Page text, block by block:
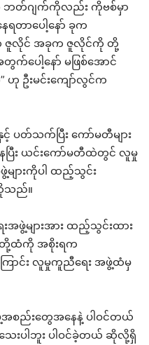
ဘတ်ဂျက်ကိုလည်း ကိုဗစ်မှာ
တာပေါ့နော် ခုက
က ဇူလိုင် အခုက ဇူလိုင်ကို တို့
ပေါ့နော် မဖြစ်အောင်
ဦးမင်းကျော်လွင်က
ပတ်သက်ပြီး ကော်မတီများ
ေပြီး ယင်းကော်မတီထဲတွင် လူမှု
များကိုပါ ထည့်သွင်း
သည်။
များအား ထည့်သွင်းထား
တို့ထံကို အစိုးရက
ကြောင်း လူမှုကူညီရေး အဖွဲ့ထံမှ
အစည်းတွေအနေနဲ့ ပါဝင်တယ်
ေးပါဘူး ပါဝင်ခဲ့တယ် ဆိုလို့ရှိ